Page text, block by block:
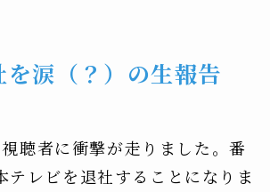
涙（？）の生報告
聴者に衝撃が走りました。番
レビを退社することになりま